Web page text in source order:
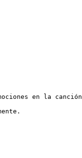
en la